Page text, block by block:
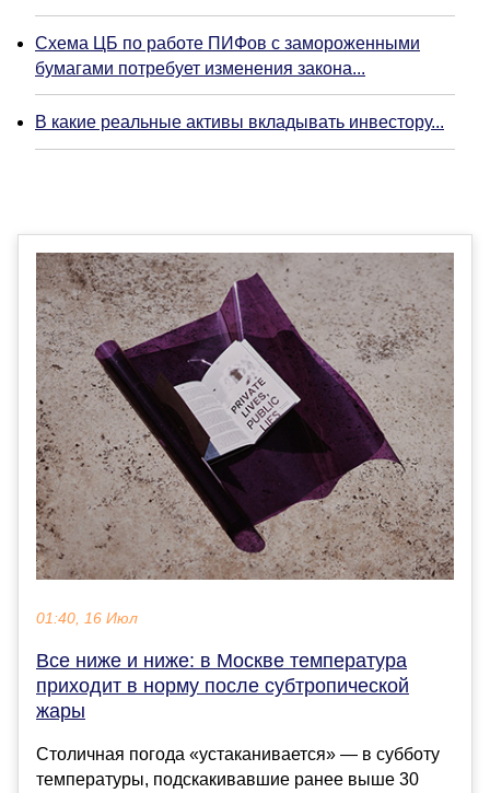
Схема ЦБ по работе ПИФов с замороженными
бумагами потребует изменения закона...
В какие реальные активы вкладывать инвестору...
01:40, 16 Июл
Все ниже и ниже: в Москве температура
приходит в норму после субтропической
жары
Столичная погода «устаканивается» — в субботу
температуры, подскакивавшие ранее выше 30